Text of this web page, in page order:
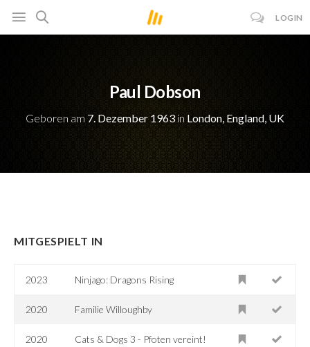
LOGIN
Paul Dobson
Geboren am 7. Dezember 1963in London, England, UK
MITGESPIELT IN
2023 Ninjago: Dragons Rising
2020 Familie Willoughby
2020 Cats & Dogs 3 - Pfoten vereint!